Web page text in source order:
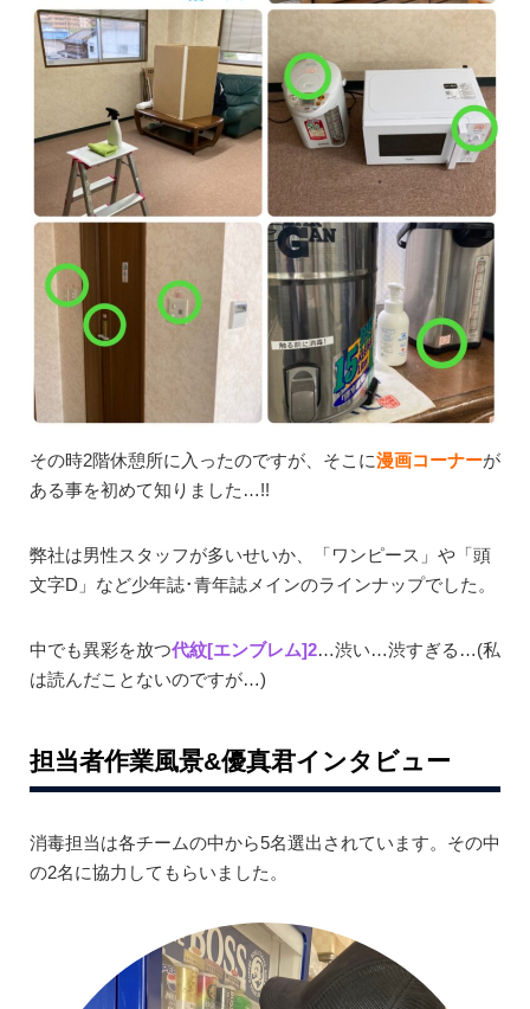
その時2階休憩所に入ったのですが、そこに漫画コーナーが
ある事を初めて知りました…!!
弊社は男性スタッフが多いせいか、「ワンピース」や「頭
文字D」など少年誌･青年誌メインのラインナップでした。
中でも異彩を放つ代紋[エンブレム]2…渋い…渋すぎる…(私
は読んだことないのですが…)
担当者作業風景&優真君インタビュー
消毒担当は各チームの中から5名選出されています。その中
の2名に協力してもらいました。